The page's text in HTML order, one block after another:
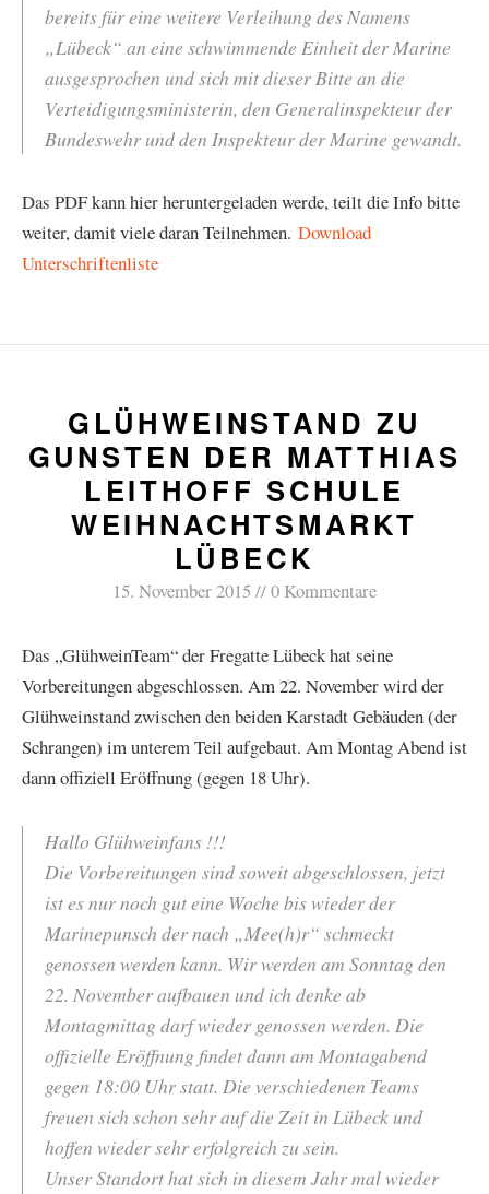
bereits für eine weitere Verleihung des Namens
„Lübeck“ an eine schwimmende Einheit der Marine
ausgesprochen und sich mit dieser Bitte an die
Verteidigungsministerin, den Generalinspekteur der
Bundeswehr und den Inspekteur der Marine gewandt.
Das PDF kann hier heruntergeladen werde, teilt die Info bitte
weiter, damit viele daran Teilnehmen. Download
Unterschriftenliste
GLÜHWEINSTAND ZU
GUNSTEN DER MATTHIAS
LEITHOFF SCHULE
WEIHNACHTSMARKT
LÜBECK
15. November 2015 0 Kommentare
Das „GlühweinTeam“ der Fregatte Lübeck hat seine
Vorbereitungen abgeschlossen. Am 22. November wird der
Glühweinstand zwischen den beiden Karstadt Gebäuden (der
Schrangen) im unterem Teil aufgebaut. Am Montag Abend ist
dann offiziell Eröffnung (gegen 18 Uhr).
Hallo Glühweinfans !!!
Die Vorbereitungen sind soweit abgeschlossen, jetzt
ist es nur noch gut eine Woche bis wieder der
Marinepunsch der nach „Mee(h)r“ schmeckt
genossen werden kann. Wir werden am Sonntag den
22. November aufbauen und ich denke ab
Montagmittag darf wieder genossen werden. Die
offizielle Eröffnung findet dann am Montagabend
gegen 18:00 Uhr statt. Die verschiedenen Teams
freuen sich schon sehr auf die Zeit in Lübeck und
hoffen wieder sehr erfolgreich zu sein.
Unser Standort hat sich in diesem Jahr mal wieder